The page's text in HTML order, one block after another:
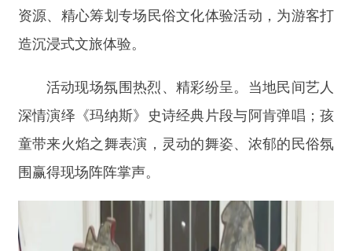
童带来火焰之舞表演，灵动的舞姿、浓郁的民俗氛
围赢得现场阵阵掌声。